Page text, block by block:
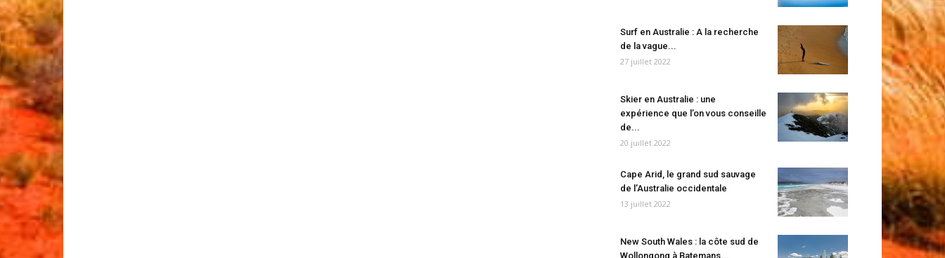
Surf en Australie : A la recherche
de la vague...
27 juillet 2022
Skier en Australie : une
expérience que l’on vous conseille
de...
20 juillet 2022
Cape Arid, le grand sud sauvage
de l’Australie occidentale
13 juillet 2022
New South Wales : la côte sud de
Wollongong à Batemans...